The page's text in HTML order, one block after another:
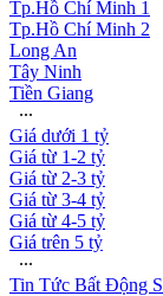
Tp.Hồ Chí Minh 1
Tp.Hồ Chí Minh 2
Long An
Tây Ninh
Tiền Giang
∙∙∙
Giá dưới 1 tỷ
Giá từ 1-2 tỷ
Giá từ 2-3 tỷ
Giá từ 3-4 tỷ
Giá từ 4-5 tỷ
Giá trên 5 tỷ
∙∙∙
Tin Tức Bất Động